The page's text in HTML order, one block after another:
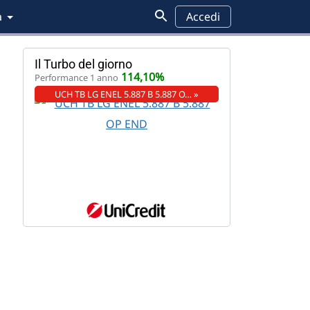
Accedi
Il Turbo del giorno
Performance 1 anno 114,10%
UCH TB LG ENEL 5.887 B 5.887 O… »